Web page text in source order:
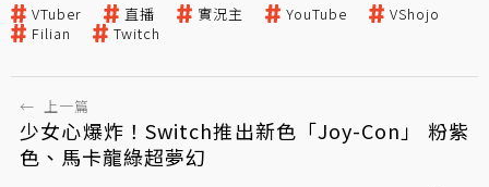
VTuber 直播 實況主 YouTube
VShojo
Filian
Twitch
← 上一篇
少女心爆炸！Switch推出新色「Joy-Con」 粉紫
色、馬卡龍綠超夢幻